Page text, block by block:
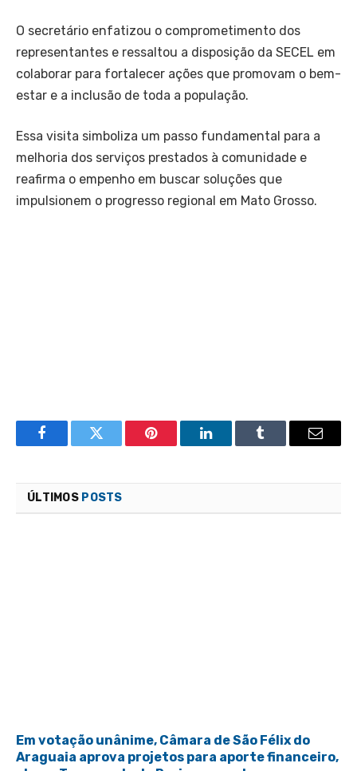
O secretário enfatizou o comprometimento dos
representantes e ressaltou a disposição da SECEL em
colaborar para fortalecer ações que promovam o bem-
estar e a inclusão de toda a população.
Essa visita simboliza um passo fundamental para a
melhoria dos serviços prestados à comunidade e
reafirma o empenho em buscar soluções que
impulsionem o progresso regional em Mato Grosso.
FacebookTwitter Pinterest LinkedInTumblr Email
ÚLTIMOS POSTS
Em votação unânime, Câmara de São Félix do
Araguaia aprova projetos para aporte financeiro,